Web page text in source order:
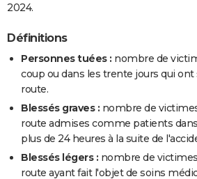
2024.
Définitions
Personnes tuées : nombre de
coup ou dans les trente jours qui ont
route.
Blessés graves : nombre de
route admises comme patients
plus de 24 heures à la suite de
Blessés légers : nombre de
route ayant fait l'objet de soins